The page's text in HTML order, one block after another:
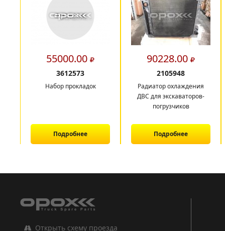
55000.00
3612573
Набор прокладок
Подробнее
90228.00
2105948
Радиатор охлаждения
ДВС для экскаваторов-
погрузчиков
Подробнее
Открыть схему проезда